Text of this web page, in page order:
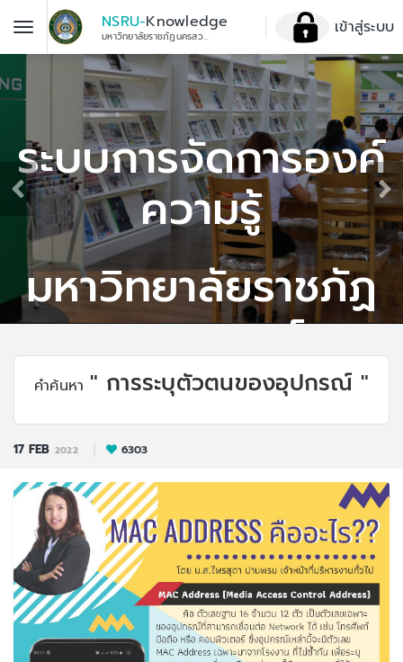
NSRU-Knowledge
มหาวิทยาลัยราชภัฏนครสวรรค์ เข้าสู่ระบบ
บบการจัดการองค์
ความรู้
าวิทยาลัยราชภัฏ
นครสวรรค์
คำค้นหา " การระบุตัวตนของอุปกรณ์ "
17 FEB 2022 6303